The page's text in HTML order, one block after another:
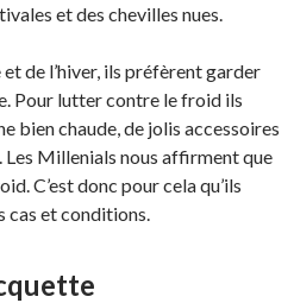
et des chevilles nues.
de l’hiver, ils préfèrent garder
Pour lutter contre le froid ils
bien chaude, de jolis accessoires
Les Millenials nous affirment que
C’est donc pour cela qu’ils
cas et conditions.